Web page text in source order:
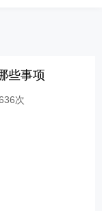
些事项
次